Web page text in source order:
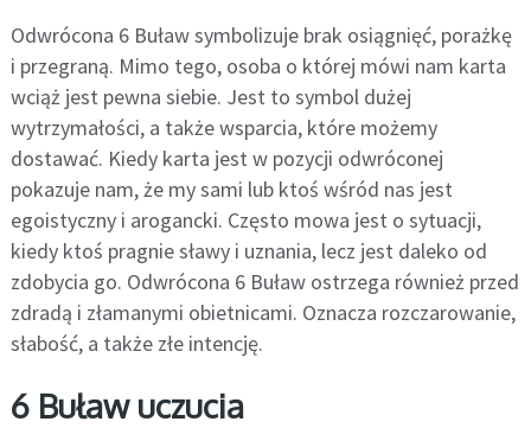
Odwrócona 6 Buław symbolizuje brak osiągnięć, porażkę
i przegraną. Mimo tego, osoba o której mówi nam karta
wciąż jest pewna siebie. Jest to symbol dużej
wytrzymałości, a także wsparcia, które możemy
dostawać. Kiedy karta jest w pozycji odwróconej
pokazuje nam, że my sami lub ktoś wśród nas jest
egoistyczny i arogancki. Często mowa jest o sytuacji,
kiedy ktoś pragnie sławy i uznania, lecz jest daleko od
zdobycia go. Odwrócona 6 Buław ostrzega również przed
zdradą i złamanymi obietnicami. Oznacza rozczarowanie,
słabość, a także złe intencję.
6 Buław uczucia